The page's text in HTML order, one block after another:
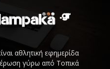
αθλητική εφημερίδα
γύρω από Τοπικά